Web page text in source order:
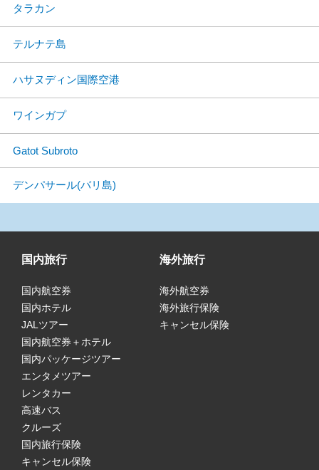
タラカン
テルナテ島
ハサヌディン国際空港
ワインガプ
Gatot Subroto
デンパサール(バリ島)
国内旅行
国内航空券
国内ホテル
JALツアー
国内航空券＋ホテル
国内パッケージツアー
エンタメツアー
レンタカー
高速バス
クルーズ
国内旅行保険
キャンセル保険
海外旅行
海外航空券
海外旅行保険
キャンセル保険